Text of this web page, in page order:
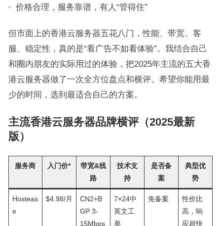
价格合理，服务靠谱，有人“管得住”
但市面上的香港云服务器五花八门，性能、带宽、客
服、稳定性，真的是“看广告不如看体验”。我结合自己
和圈内朋友的实际用过的体验，把2025年主流的五大香
港云服务器做了一次全方位盘点和横评。希望你能用最
少的时间，选到最适合自己的方案。
主流香港云服务器品牌横评（2025最新
版）
服务商 入门价*
带宽&线
路
技术支
持
是否备
案
典型优
势
Hosteas
e
$4.98/月
CN2+B
GP 3-
15Mbps
7×24中
英文工
单
免备案
性价比
高，响
应超快